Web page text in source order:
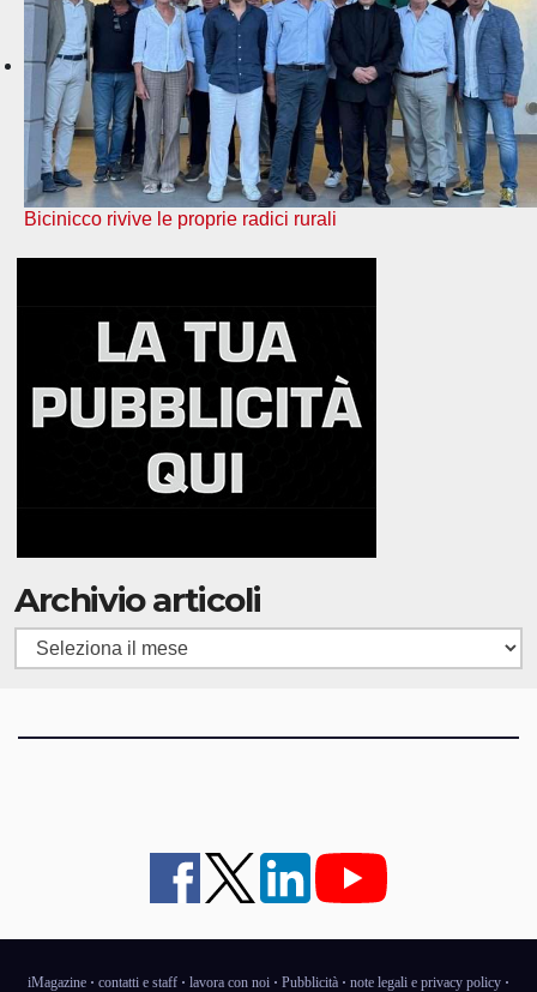
Bicinicco rivive le proprie radici rurali
Archivio articoli
Archivio
articoli
iMagazine · contatti e staff · lavora con noi · Pubblicità · note legali e privacy policy ·